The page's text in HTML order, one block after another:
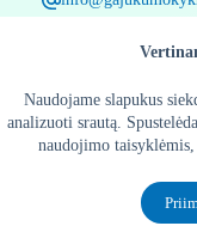
Naudojame slapukus
analizuoti srautą.
naudojimo
Privatumo politika
Kontaktai